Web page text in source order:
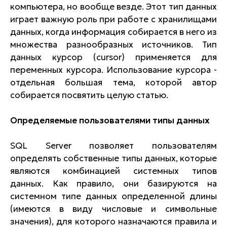
компьютера, но вообще везде. Этот тип данных
играет важную роль при работе с хранилищами
данных, когда информация собирается в него из
множества разнообразных источников. Тип
данных курсор (cursor) применяется для
переменных курсора. Использование курсора -
отдельная большая тема, которой автор
собирается посвятить целую статью.
Определяемые пользователями типы данных
SQL Server позволяет пользователям
определять собственные типы данных, которые
являются комбинацией системных типов
данных. Как правило, они базируются на
системном типе данных определенной длины
(имеются в виду числовые и символьные
значения), для которого назначаются правила и